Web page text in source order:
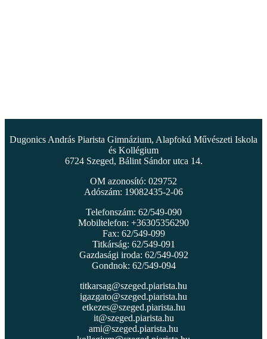
Dugonics András Piarista Gimnázium, Alapfokú Művészeti Iskola
és Kollégium
6724 Szeged, Bálint Sándor utca 14.
OM azonosító: 029752
Adószám: 19082435-2-06
Telefonszám: 62/549-090
Mobiltelefon: +36305356290
Fax: 62/549-099
Titkárság: 62/549-091
Gazdasági iroda: 62/549-092
Gondnok: 62/549-094
titkarsag@szeged.piarista.hu
igazgato@szeged.piarista.hu
etkezes@szeged.piarista.hu
it@szeged.piarista.hu
ami@szeged.piarista.hu